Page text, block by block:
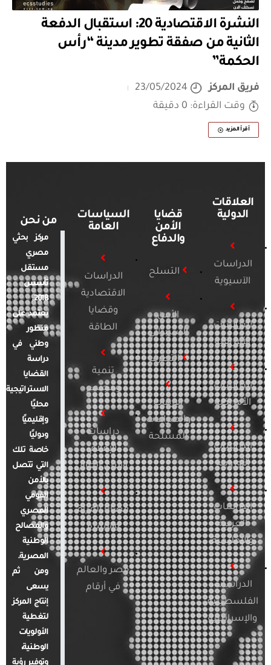
النشرة الاقتصادية 20: استقبال الدفعة
الثانية من صفقة تطوير مدينة “رأس
الحكمة”
فريق المركز
23/05/2024
وقت القراءة: 0 دقيقة
أقرأ المزيد
العلاقات
الدولية
الدراسات
الآسيوية
الدراسات
الأفريقية
الدراسات
الأمريكية
الدراسات
الأوروبية
الدراسات
العربية
والإقليمية
الدراسات
الفلسطينية
والإسرائيلية
قضايا
الأمن
والدفاع
التسلح
الأمن
السيبراني
التطرف
الإرهاب
والصراعات
المسلحة
السياسات
العامة
الدراسات
الاقتصادية
وقضايا
الطاقة
تنمية
ومجتمع
دراسات
الإعلام
والرأي العام
قضايا المرأة
والأسرة
مصر والعالم
في أرقام
من نحن
مركز بحثي
مصري
مستقل
تأسس
2018.
يعتمد على
منظور
وطني في
دراسة
القضايا
الاستراتيجية
محليًا
وإقليميًا
ودوليًا
خاصة تلك
التي تتصل
بالأمن
القومي
المصري
والمصالح
الوطنية
المصرية.
ومن ثم
يسعى
إنتاج المركز
لتغطية
الأولويات
الوطنية،
وتوفير رؤية